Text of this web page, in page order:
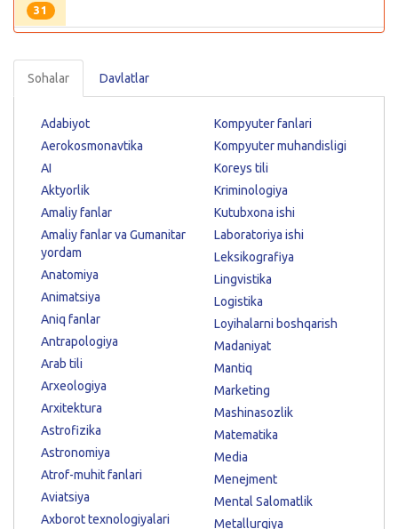
31
Sohalar Davlatlar
Adabiyot
Aerokosmonavtika
AI
Aktyorlik
Amaliy fanlar
Amaliy fanlar va Gumanitar
yordam
Anatomiya
Animatsiya
Aniq fanlar
Antrapologiya
Arab tili
Arxeologiya
Arxitektura
Astrofizika
Astronomiya
Atrof-muhit fanlari
Aviatsiya
Axborot texnologiyalari
Kompyuter fanlari
Kompyuter muhandisligi
Koreys tili
Kriminologiya
Kutubxona ishi
Laboratoriya ishi
Leksikografiya
Lingvistika
Logistika
Loyihalarni boshqarish
Madaniyat
Mantiq
Marketing
Mashinasozlik
Matematika
Media
Menejment
Mental Salomatlik
Metallurgiya